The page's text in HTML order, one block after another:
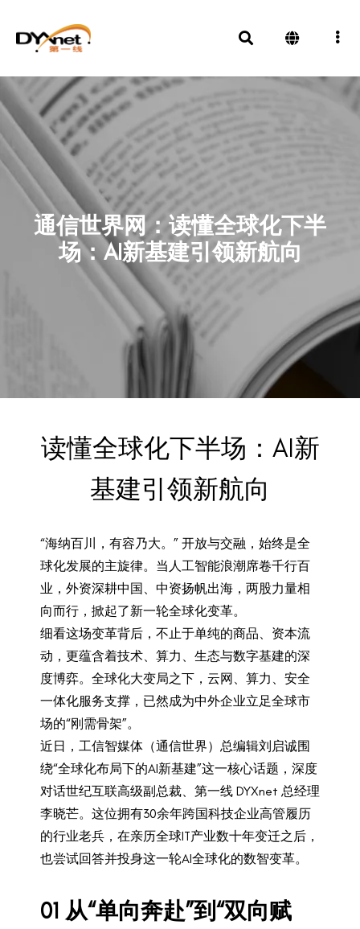
通信世界网：读懂全球化下半
场：AI新基建引领新航向
BACK TO PREVIOUS
读懂全球化下半场：AI新
基建引领新航向
“海纳百川，有容乃大。” 开放与交融，始终是全
球化发展的主旋律。当人工智能浪潮席卷千行百
业，外资深耕中国、中资扬帆出海，两股力量相
向而行，掀起了新一轮全球化变革。
细看这场变革背后，不止于单纯的商品、资本流
动，更蕴含着技术、算力、生态与数字基建的深
度博弈。全球化大变局之下，云网、算力、安全
一体化服务支撑，已然成为中外企业立足全球市
场的“刚需骨架”。
近日，工信智媒体（通信世界）总编辑刘启诚围
绕“全球化布局下的AI新基建”这一核心话题，深度
对话世纪互联高级副总裁、第一线 DYXnet 总经理
李晓芒。这位拥有30余年跨国科技企业高管履历
的行业老兵，在亲历全球IT产业数十年变迁之后，
也尝试回答并投身这一轮AI全球化的数智变革。
01 从“单向奔赴”到“双向赋